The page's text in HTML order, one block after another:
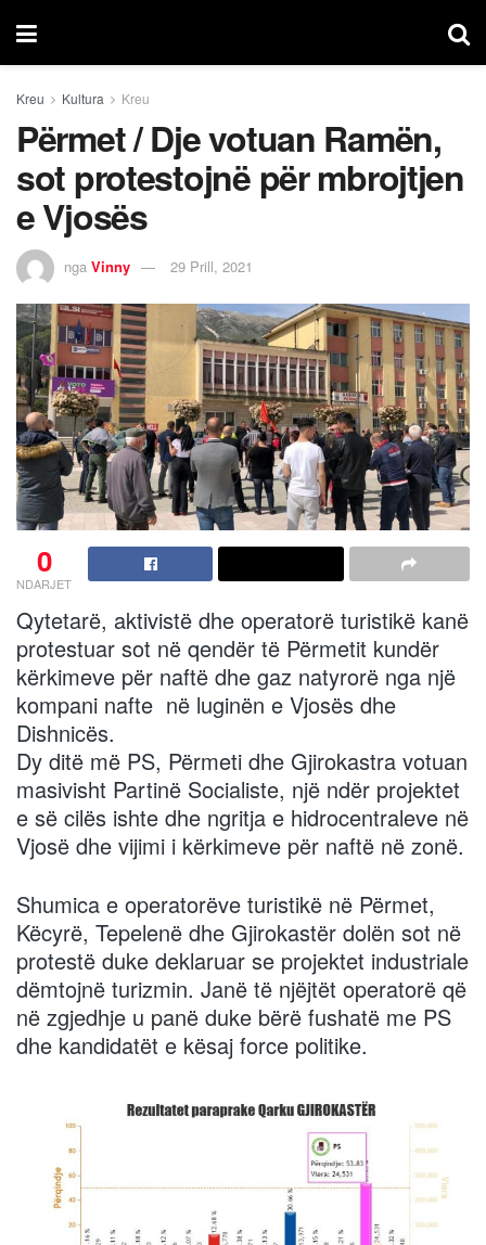
Kreu Kultura Kreu
Përmet / Dje votuan Ramën,
sot protestojnë për mbrojtjen
e Vjosës
nga Vinny 29 Prill, 2021
0
NDARJET
Qytetarë, aktivistë dhe operatorë turistikë kanë
protestuar sot në qendër të Përmetit kundër
kërkimeve për naftë dhe gaz natyrorë nga një
kompani nafte në luginën e Vjosës dhe
Dishnicës.
Dy ditë më PS, Përmeti dhe Gjirokastra votuan
masivisht Partinë Socialiste, një ndër projektet
e së cilës ishte dhe ngritja e hidrocentraleve në
Vjosë dhe vijimi i kërkimeve për naftë në zonë.
Shumica e operatorëve turistikë në Përmet,
Këcyrë, Tepelenë dhe Gjirokastër dolën sot në
protestë duke deklaruar se projektet industriale
dëmtojnë turizmin. Janë të njëjtët operatorë që
në zgjedhje u panë duke bërë fushatë me PS
dhe kandidatët e kësaj force politike.